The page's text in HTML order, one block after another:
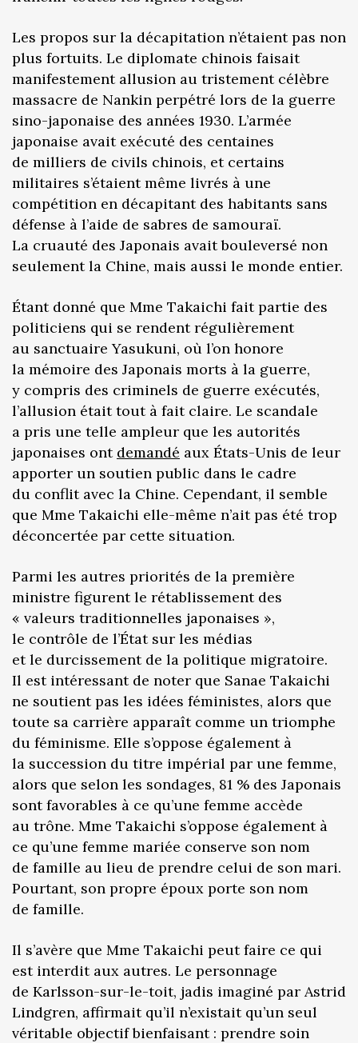
Les propos sur la décapitation n’étaient pas non
plus fortuits. Le diplomate chinois faisait
manifestement allusion au tristement célèbre
massacre de Nankin perpétré lors de la guerre
sino-japonaise des années 1930. L’armée
japonaise avait exécuté des centaines
de milliers de civils chinois, et certains
militaires s’étaient même livrés à une
compétition en décapitant des habitants sans
défense à l’aide de sabres de samouraï.
La cruauté des Japonais avait bouleversé non
seulement la Chine, mais aussi le monde entier.
Étant donné que Mme Takaichi fait partie des
politiciens qui se rendent régulièrement
au sanctuaire Yasukuni, où l’on honore
la mémoire des Japonais morts à la guerre,
y compris des criminels de guerre exécutés,
l’allusion était tout à fait claire. Le scandale
a pris une telle ampleur que les autorités
japonaises ont demandé aux États-Unis de leur
apporter un soutien public dans le cadre
du conflit avec la Chine. Cependant, il semble
que Mme Takaichi elle-même n’ait pas été trop
déconcertée par cette situation.
Parmi les autres priorités de la première
ministre figurent le rétablissement des
« valeurs traditionnelles japonaises »,
le contrôle de l’État sur les médias
et le durcissement de la politique migratoire.
Il est intéressant de noter que Sanae Takaichi
ne soutient pas les idées féministes, alors que
toute sa carrière apparaît comme un triomphe
du féminisme. Elle s’oppose également à
la succession du titre impérial par une femme,
alors que selon les sondages, 81 % des Japonais
sont favorables à ce qu’une femme accède
au trône. Mme Takaichi s’oppose également à
ce qu’une femme mariée conserve son nom
de famille au lieu de prendre celui de son mari.
Pourtant, son propre époux porte son nom
de famille.
Il s’avère que Mme Takaichi peut faire ce qui
est interdit aux autres. Le personnage
de Karlsson-sur-le-toit, jadis imaginé par Astrid
Lindgren, affirmait qu’il n’existait qu’un seul
véritable objectif bienfaisant : prendre soin